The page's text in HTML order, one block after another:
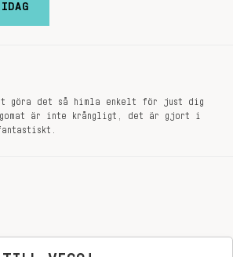
att göra det så himla enkelt för just dig
är inte krångligt, det är gjort i